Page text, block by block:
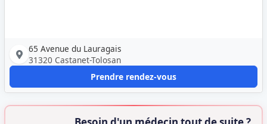
65 Avenue du Lauragais
31320 Castanet-Tolosan
Prendre rendez-vous